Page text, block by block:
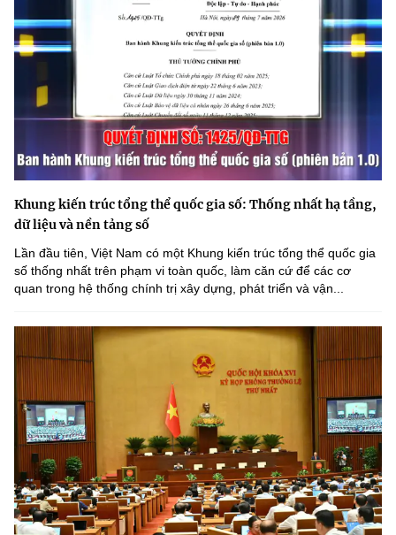
Khung kiến trúc tổng thể quốc gia số: Thống nhất hạ tầng,
dữ liệu và nền tảng số
Lần đầu tiên, Việt Nam có một Khung kiến trúc tổng thể quốc gia
số thống nhất trên phạm vi toàn quốc, làm căn cứ để các cơ
quan trong hệ thống chính trị xây dựng, phát triển và vận...